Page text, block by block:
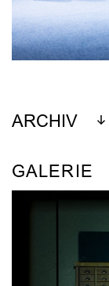
ARCHIV
GALERIE